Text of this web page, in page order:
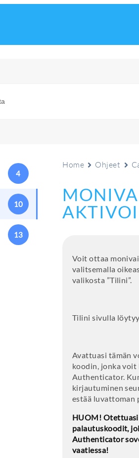
4
10
13
Home Ohjeet
Voit ottaa
valitsemalla
valikosta ”Tilini”.
Tilini sivulla
Avattuasi tämän
koodin, jonka
Authenticator.
kirjautuminen
estää luvattoman
HUOM!
palautuskoodit,
Authenticator
vaatiessa!